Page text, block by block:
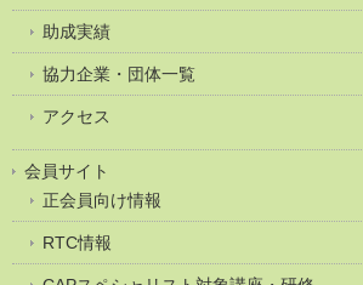
助成実績
協力企業・団体一覧
アクセス
会員サイト
正会員向け情報
RTC情報